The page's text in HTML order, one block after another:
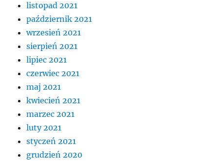
listopad 2021
październik 2021
wrzesień 2021
sierpień 2021
lipiec 2021
czerwiec 2021
maj 2021
kwiecień 2021
marzec 2021
luty 2021
styczeń 2021
grudzień 2020